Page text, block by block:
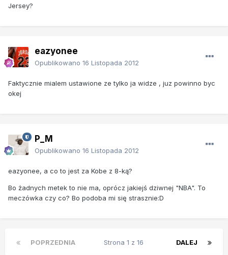
Jersey?
eazyonee
Opublikowano 16 Listopada 2012
Faktycznie mialem ustawione ze tylko ja widze , juz powinno byc
okej
P_M
Opublikowano 16 Listopada 2012
eazyonee, a co to jest za Kobe z 8-ką?
Bo żadnych metek to nie ma, oprócz jakiejś dziwnej "NBA". To
meczówka czy co? Bo podoba mi się strasznie:D
POPRZEDNIA DALEJ
Strona 1 z 16